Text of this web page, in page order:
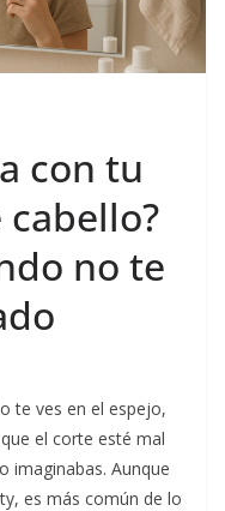
con tu
no te
te ves en el espejo,
el corte esté mal
imaginabas. Aunque
es más común de lo